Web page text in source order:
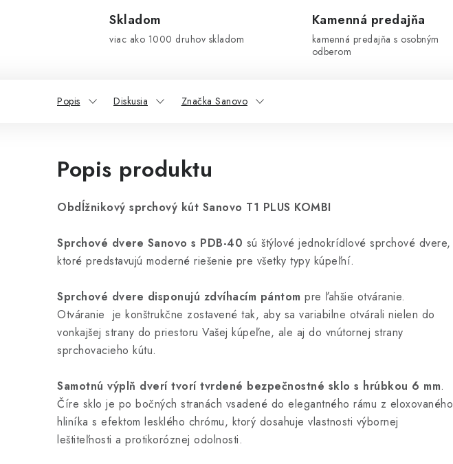
Skladom
viac ako 1000 druhov skladom
Kamenná predajňa
kamenná predajňa s osobným
odberom
Popis Diskusia Značka Sanovo
Popis produktu
Obdĺžnikový sprchový kút Sanovo T1 PLUS KOMBI
Sprchové dvere Sanovo s PDB-40 sú štýlové jednokrídlové sprchové dvere,
ktoré predstavujú moderné riešenie pre všetky typy kúpeľní.
Sprchové dvere disponujú zdvíhacím pántom pre ľahšie otváranie.
Otváranie je konštrukčne zostavené tak, aby sa variabilne otvárali nielen do
vonkajšej strany do priestoru Vašej kúpeľne, ale aj do vnútornej strany
sprchovacieho kútu.
Samotnú výplň dverí tvorí tvrdené bezpečnostné sklo s hrúbkou 6 mm.
Číre sklo je po bočných stranách vsadené do elegantného rámu z eloxovaného
hliníka s efektom lesklého chrómu, ktorý dosahuje vlastnosti výbornej
leštiteľnosti a protikoróznej odolnosti.